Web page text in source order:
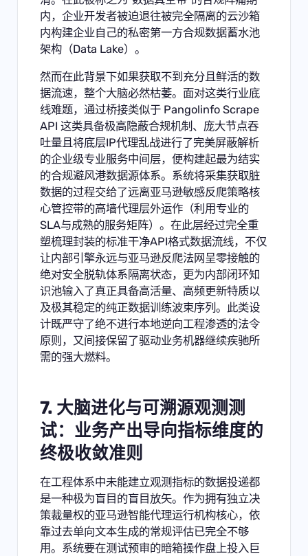
内，企业开发者被迫退往被完全隔离的云沙箱
内构建企业自己的私密第一方合规数据蓄水池
架构（Data Lake）。
然而在此背景下如果获取不到充分且鲜活的数
据流速，整个大脑必然枯萎。面对这类行业底
线难题，通过桥接类似于 Pangolinfo Scrape
API 这类具备极高隐蔽合规机制、庞大节点吞
吐量且将底层IP代理乱战进行了完美屏蔽解析
的企业级专业服务中间层，便构建起最为结实
的合规避风港数据源体系。系统将采集获取脏
数据的过程交给了远离亚马逊敏感反爬策略核
心管控带的高墙代理层外运作（利用专业的
SLA与成熟的服务矩阵）。在此层经过完全重
塑梳理封装的标准干净API格式数据流线，不仅
让内部引擎永远与亚马逊反爬法网呈零接触的
绝对安全脱轨体系隔离状态，更为内部闭环知
识池输入了真正具备高活量、高频更新特质以
及极其稳定的纯正数据训练波束序列。此类设
计既严守了绝不进行本地逆向工程渗透的法令
原则，又间接保留了驱动业务机器继续疾驰所
需的强大燃料。
7. 大脑进化与可溯源观测测
试：业务产出导向指标维度的
终极收敛准则
在工程体系中未能建立观测指标的数据投递都
是一种极为盲目的盲目放矢。作为拥有独立决
策裁量权的亚马逊智能代理运行机构核心，依
靠过去单向文本生成的常规评估已完全不够
用。系统要在测试预审的暗箱操作盘上投入巨